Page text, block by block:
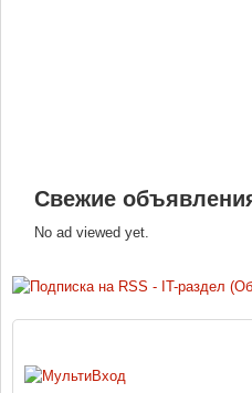
Свежие
No ad viewed yet.